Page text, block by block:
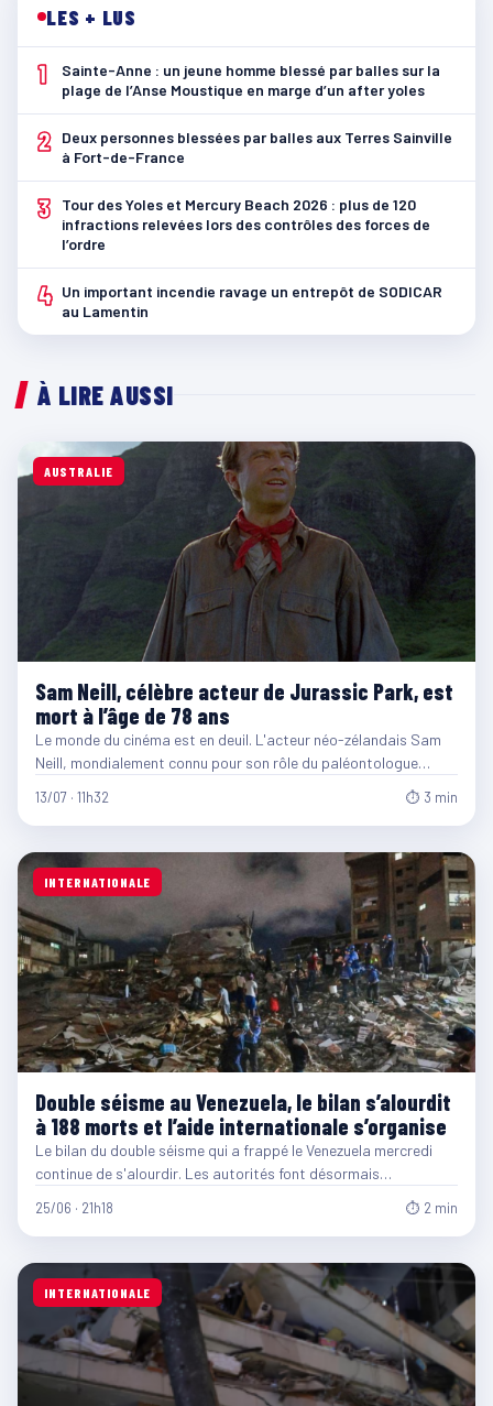
LES + LUS
1
Sainte-Anne : un jeune homme blessé par balles sur la
plage de l’Anse Moustique en marge d’un after yoles
2
Deux personnes blessées par balles aux Terres Sainville
à Fort-de-France
3
Tour des Yoles et Mercury Beach 2026 : plus de 120
infractions relevées lors des contrôles des forces de
l’ordre
4 Un important incendie ravage un entrepôt de SODICAR
au Lamentin
À LIRE AUSSI
AUSTRALIE
Sam Neill, célèbre acteur de Jurassic Park, est
mort à l’âge de 78 ans
Le monde du cinéma est en deuil. L'acteur néo-zélandais Sam
Neill, mondialement connu pour son rôle du paléontologue…
13/07 · 11h32 ⏱ 3 min
INTERNATIONALE
Double séisme au Venezuela, le bilan s’alourdit
à 188 morts et l’aide internationale s’organise
Le bilan du double séisme qui a frappé le Venezuela mercredi
continue de s'alourdir. Les autorités font désormais…
25/06 · 21h18 ⏱ 2 min
INTERNATIONALE